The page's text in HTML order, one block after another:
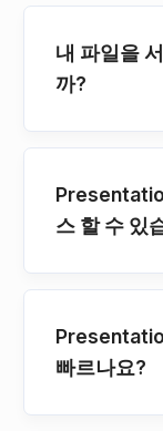
내 파일을
까?
스 할 수 있
빠르나요?